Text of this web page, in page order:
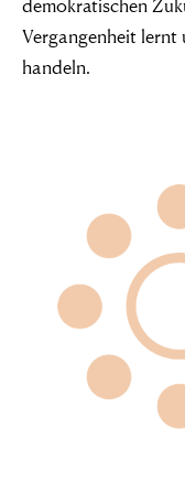
Vergangenheit lernt
handeln.
es